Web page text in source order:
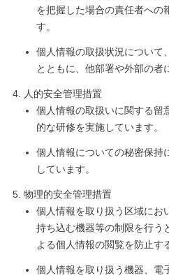
を把握した場合の責任者への
す。
個人情報の取扱状況について
とともに、他部署や外部の者
人的安全管理措置
個人情報の取扱いに関する留
的な研修を実施しています。
個人情報についての秘密保持
しています。
物理的安全管理措置
個人情報を取り扱う区域にお
持ち込む機器等の制限を行う
よる個人情報の閲覧を防止す
個人情報を取り扱う機器、電